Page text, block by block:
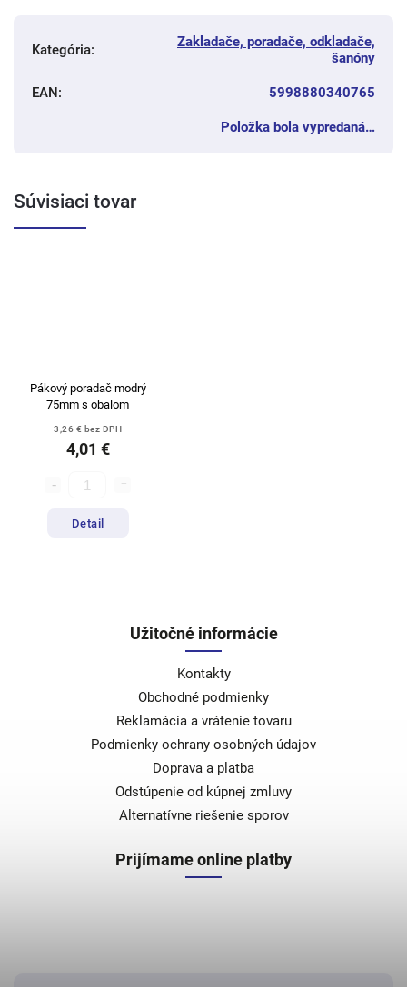
Kategória:
Zakladače, poradače, odkladače,
šanóny
EAN: 5998880340765
Položka bola vypredaná…
Súvisiaci tovar
Pákový poradač modrý
75mm s obalom
3,26 € bez DPH
4,01 €
Detail
Užitočné informácie
Kontakty
Obchodné podmienky
Reklamácia a vrátenie tovaru
Podmienky ochrany osobných údajov
Doprava a platba
Odstúpenie od kúpnej zmluvy
Alternatívne riešenie sporov
Prijímame online platby